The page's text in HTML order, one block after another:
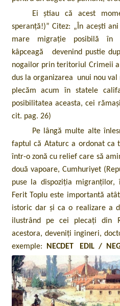
Ei știau că acest
speranță!)” Citez: „În acești
mare migrație posibilă în
kâpceagă devenind pustie
nogailor prin teritoriul Crimeii
dus la organizarea unui nou val
plecăm acum în statele
posibilitatea aceasta, cei
cit. pag. 26)
Pe lângă multe alte
faptul că Ataturc a ordonat ca
într-o zonă cu relief care să
două vapoare, Cumhuriyet
puse la dispoziția
Ferit Toplu este importantă
istoric dar și ca o realizare a
ilustrând pe cei plecați din
acestora, deveniți ingineri,
exemple:
NECDET EDIL /